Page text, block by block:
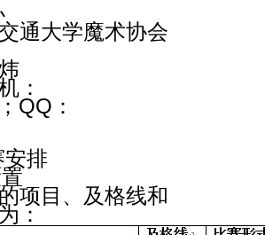
通大学魔术协会
：
QQ：
排
项目、及格线和
：